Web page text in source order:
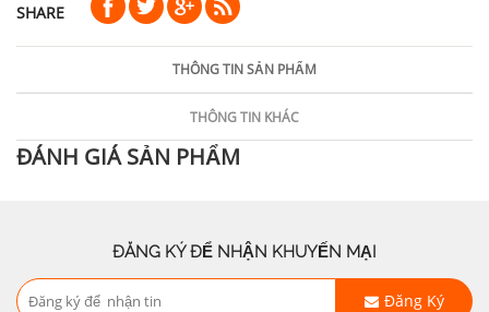
SHARE
THÔNG TIN SẢN PHẨM
THÔNG TIN KHÁC
ĐÁNH GIÁ SẢN PHẨM
ĐĂNG KÝ ĐỂ NHẬN KHUYẾN MẠI
Đăng Ký